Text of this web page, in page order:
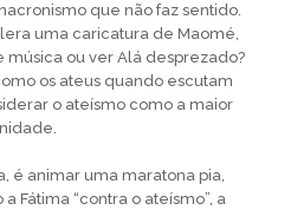
que não faz sentido.
uma caricatura de Maomé,
música ou ver Alá desprezado?
os ateus quando escutam
o ateísmo como a maior
é animar uma maratona pia,
Fátima “contra o ateísmo”, a